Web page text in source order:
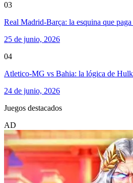
03
Real Madrid-Barça: la esquina que
25 de junio, 2026
04
Atletico-MG vs Bahia: la lógica de
24 de junio, 2026
Juegos destacados
AD